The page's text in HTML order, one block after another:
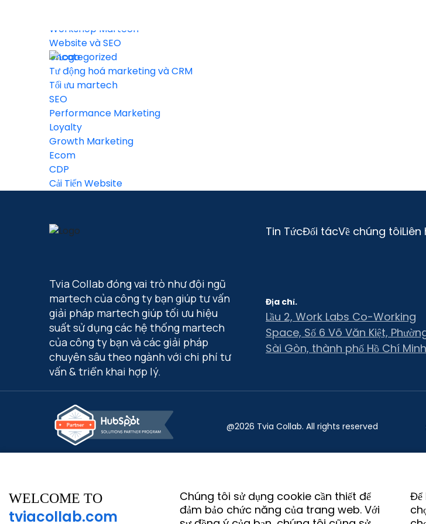
Workshop Martech
Website và SEO
Uncategorized
Tư động hoá marketing và CRM
Tối ưu martech
SEO
Performance Marketing
Loyalty
Growth Marketing
Ecom
CDP
Cải Tiến Website
Tvia Collab đóng vai trò như đội ngũ
martech của công ty bạn giúp tư vấn
giải pháp martech giúp tối ưu hiệu
suất sử dụng các hệ thống martech
của công ty bạn và các giải pháp
chuyên sâu theo ngành với chi phí tư
vấn & triển khai hợp lý.
Tin TứcĐối tácVề chúng tôiLiên
Địa chỉ.
Lầu 2, Work Labs Co-Working
Space, Số 6 Võ Văn Kiệt,
Sài Gòn, thành phố Hồ Chí Minh
@2026 Tvia Collab. All rights reserved
WELCOME TO
tviacollab.com
Chúng tôi sử dụng cookie cần thiết để
đảm bảo chức năng của trang web. Với
Để